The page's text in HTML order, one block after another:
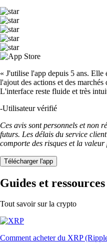
« J'utilise l'app depuis 5 ans. Elle
l'ajout des actions et des
L'interface reste fluide et très
-Utilisateur vérifié
Ces avis sont personnels et non
futurs. Les délais du service
comporte des risques et la valeur
Télécharger l'app
Guides et ressources
Tout savoir sur la crypto
Comment acheter du XRP